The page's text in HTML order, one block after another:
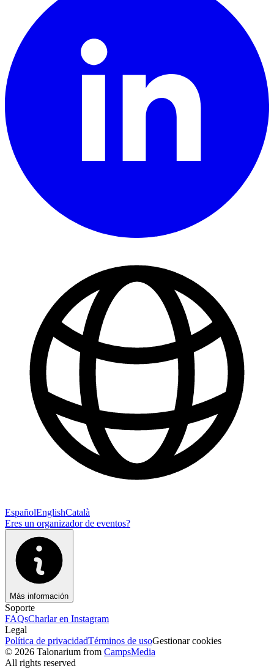
EspañolEnglishCatalà
Eres un organizador de eventos?
Más información
Soporte
FAQsCharlar en Instagram
Legal
Política de privacidadTérminos de usoGestionar cookies
© 2026 Talonarium from CampsMedia
All rights reserved